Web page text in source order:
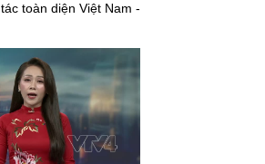
toàn diện Việt Nam -